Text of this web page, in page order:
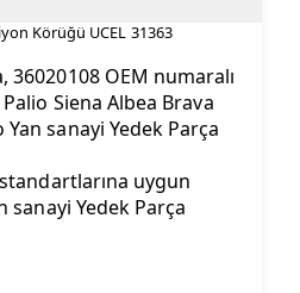
Körüğü UCEL 31363
36020108 OEM numaralı
Siena Albea Brava
sanayi Yedek Parça
uygun
Yedek Parça